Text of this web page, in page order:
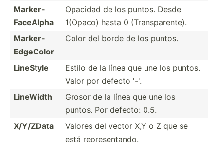
Marker­
Fac­eAlpha
Opacidad de los puntos. Desde
1(Opaco) hasta 0 (Trans­par­ente).
Marker­
Edg­eColor
Color del borde de los puntos.
LineStyle
Estilo de la línea que une los puntos.
Valor por defecto '-'.
LineWidth
Grosor de la línea que une los
puntos. Por defecto: 0.5.
X/Y/ZData
Valores del vector X,Y o Z que se
está repres­ent­ando.